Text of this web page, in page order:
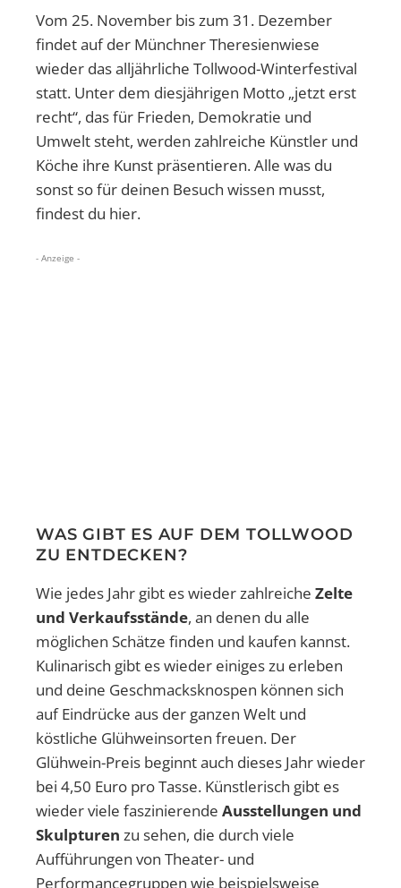
Vom 25. November bis zum 31. Dezember
findet auf der Münchner Theresienwiese
wieder das alljährliche Tollwood-Winterfestival
statt. Unter dem diesjährigen Motto „jetzt erst
recht“, das für Frieden, Demokratie und
Umwelt steht, werden zahlreiche Künstler und
Köche ihre Kunst präsentieren. Alle was du
sonst so für deinen Besuch wissen musst,
findest du hier.
- Anzeige -
WAS GIBT ES AUF DEM TOLLWOOD
ZU ENTDECKEN?
Wie jedes Jahr gibt es wieder zahlreiche Zelte
und Verkaufsstände, an denen du alle
möglichen Schätze finden und kaufen kannst.
Kulinarisch gibt es wieder einiges zu erleben
und deine Geschmacksknospen können sich
auf Eindrücke aus der ganzen Welt und
köstliche Glühweinsorten freuen. Der
Glühwein-Preis beginnt auch dieses Jahr wieder
bei 4,50 Euro pro Tasse. Künstlerisch gibt es
wieder viele faszinierende Ausstellungen und
Skulpturen zu sehen, die durch viele
Aufführungen von Theater- und
Performancegruppen wie beispielsweise